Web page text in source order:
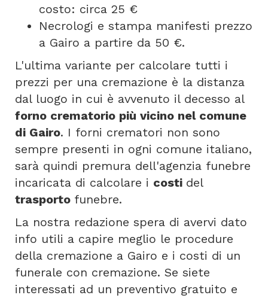
costo: circa 25 €
Necrologi e stampa manifesti prezzo
a Gairo a partire da 50 €.
L'ultima variante per calcolare tutti i
prezzi per una cremazione è la distanza
dal luogo in cui è avvenuto il decesso al
forno crematorio più vicino nel comune
di Gairo. I forni crematori non sono
sempre presenti in ogni comune italiano,
sarà quindi premura dell'agenzia funebre
incaricata di calcolare i costi del
trasporto funebre.
La nostra redazione spera di avervi dato
info utili a capire meglio le procedure
della cremazione a Gairo e i costi di un
funerale con cremazione. Se siete
interessati ad un preventivo gratuito e